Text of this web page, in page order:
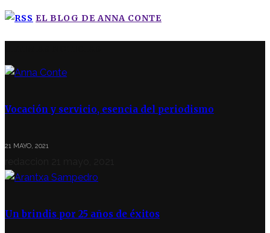
EL BLOG DE ANNA CONTE
Vocación y servicio, esencia del periodismo
21 MAYO, 2021
Un brindis por 25 años de éxitos